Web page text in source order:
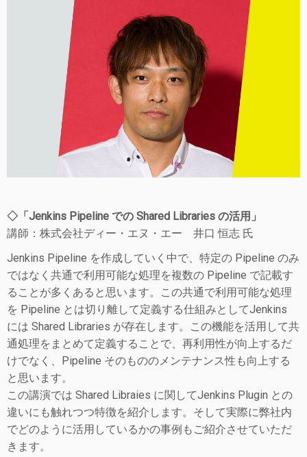
◇「Jenkins Pipeline での Shared Libraries の活用」
講師：株式会社ディー・エヌ・エー 井口 恒志 氏
Jenkins Pipeline を作成していく中で、特定の Pipeline のみ
ではなく共通で利用可能な処理を複数の Pipeline で記載す
ることが多くあると思います。この共通で利用可能な処理
を Pipeline とは切り離して定義する仕組みとしてJenkins
には Shared Libraries が存在します。この機能を活用して共
通処理をまとめて定義することで、再利用性が向上するだ
けでなく、Pipeline そのもののメンテナンス性も向上する
と思います。
この講演では Shared Libraies に関してJenkins Plugin との
違いにも触れつつ特徴を紹介します。そして実際に弊社内
でどのように活用しているかの事例もご紹介させていただ
きます。